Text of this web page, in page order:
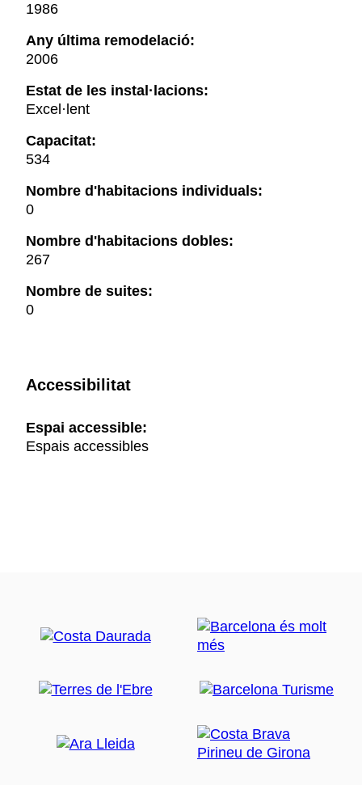
1986
Any última remodelació:
2006
Estat de les instal·lacions:
Excel·lent
Capacitat:
534
Nombre d'habitacions individuals:
0
Nombre d'habitacions dobles:
267
Nombre de suites:
0
Accessibilitat
Espai accessible:
Espais accessibles